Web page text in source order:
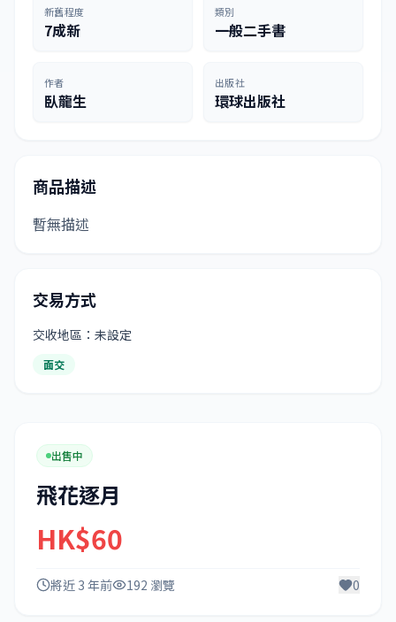
新舊程度
7成新
類別
一般二手書
作者
臥龍生
出版社
環球出版社
商品描述
暫無描述
交易方式
交收地區：未設定
面交
出售中
飛花逐月
HK$60
將近 3 年前 192 瀏覽 0